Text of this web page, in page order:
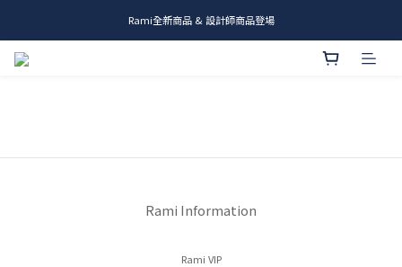
me.ie & A-Y2 新發售
Rami全新商品 & 設計師商品登場
Rami Information
Rami VIP